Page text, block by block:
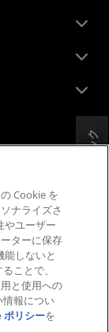
フィードバック
Cookie を
ナライズさ
やユーザー
ターに保存
しないと
ことで、
と使用への
情報につい
リシーを